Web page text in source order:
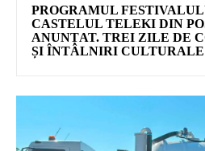
PROGRAMUL
CASTELUL TELEKI DIN
ANUNȚAT. TREI ZILE DE
ȘI ÎNTÂLNIRI CULTURALE